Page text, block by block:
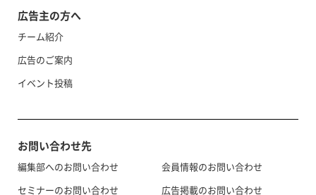
広告主の方へ
チーム紹介
広告のご案内
イベント投稿
お問い合わせ先
編集部へのお問い合わせ
セミナーのお問い合わせ
会員情報のお問い合わせ
広告掲載のお問い合わせ